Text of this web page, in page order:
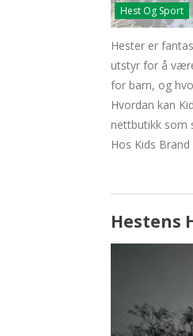
Hest Og Sport
Hester er
utstyr for å
for barn, og
Hvordan kan
nettbutikk som
Hos Kids
Hestens